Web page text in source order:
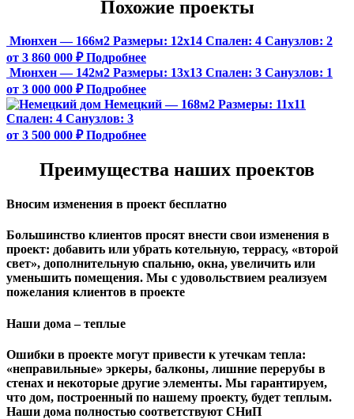
Похожие проекты
Мюнхен — 166м2 Размеры: 12х14 Спален: 4 Санузлов: 2
от 3 860 000 ₽ Подробнее
Мюнхен — 142м2 Размеры: 13х13 Спален: 3 Санузлов: 1
от 3 000 000 ₽ Подробнее
Немецкий — 168м2 Размеры: 11х11
Спален: 4 Санузлов: 3
от 3 500 000 ₽ Подробнее
Преимущества наших проектов
Вносим изменения в проект бесплатно
Большинство клиентов просят внести свои изменения в
проект: добавить или убрать котельную, террасу, «второй
свет», дополнительную спальню, окна, увеличить или
уменьшить помещения. Мы с удовольствием реализуем
пожелания клиентов в проекте
Наши дома – теплые
Ошибки в проекте могут привести к утечкам тепла:
«неправильные» эркеры, балконы, лишние перерубы в
стенах и некоторые другие элементы. Мы гарантируем,
чтo дом, построенный по нашему проекту, будет теплым.
Наши дома полностью соответствуют СНиП